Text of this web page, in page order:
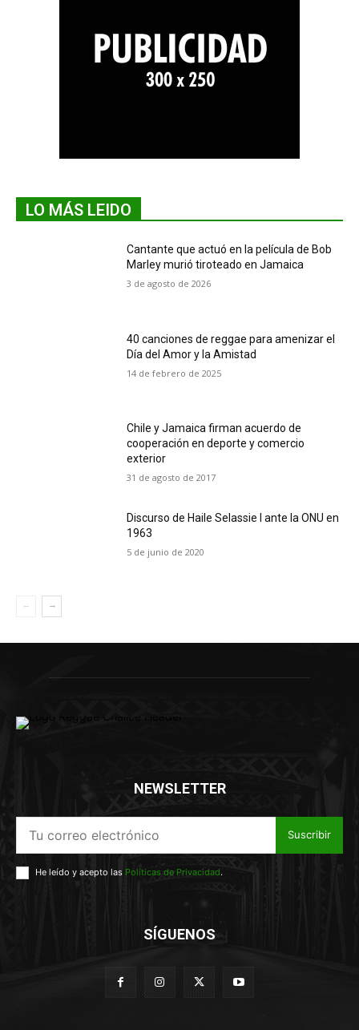
LO MÁS LEIDO
Cantante que actuó en la película de Bob
Marley murió tiroteado en Jamaica
3 de agosto de 2026
40 canciones de reggae para amenizar el
Día del Amor y la Amistad
14 de febrero de 2025
Chile y Jamaica firman acuerdo de
cooperación en deporte y comercio
exterior
31 de agosto de 2017
Discurso de Haile Selassie I ante la ONU en
1963
5 de junio de 2020
NEWSLETTER
Suscribir
He leído y acepto las Políticas de Privacidad.
SÍGUENOS